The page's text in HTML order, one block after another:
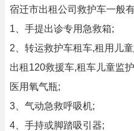
宿迁市出租公司救护车一般
1、手提出诊专用急救箱;
2、转运救护车租车,租用儿
出租120救援车,租车儿童监
医用氧气瓶;
3、气动急救呼吸机;
4、手持或脚踏吸引器;